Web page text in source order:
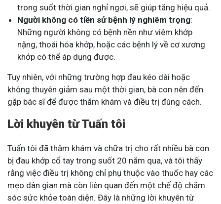
trong suốt thời gian nghỉ ngơi, sẽ giúp tăng hiệu quả.
Người không có tiền sử bệnh lý nghiêm trọng:
Những người không có bệnh nền như viêm khớp
nặng, thoái hóa khớp, hoặc các bệnh lý về cơ xương
khớp có thể áp dụng được.
Tuy nhiên, với những trường hợp đau kéo dài hoặc
không thuyên giảm sau một thời gian, bà con nên đến
gặp bác sĩ để được thăm khám và điều trị đúng cách.
Lời khuyên từ Tuấn tôi
Tuấn tôi đã thăm khám và chữa trị cho rất nhiều bà con
bị đau khớp cổ tay trong suốt 20 năm qua, và tôi thấy
rằng việc điều trị không chỉ phụ thuộc vào thuốc hay các
mẹo dân gian mà còn liên quan đến một chế độ chăm
sóc sức khỏe toàn diện. Đây là những lời khuyên từ